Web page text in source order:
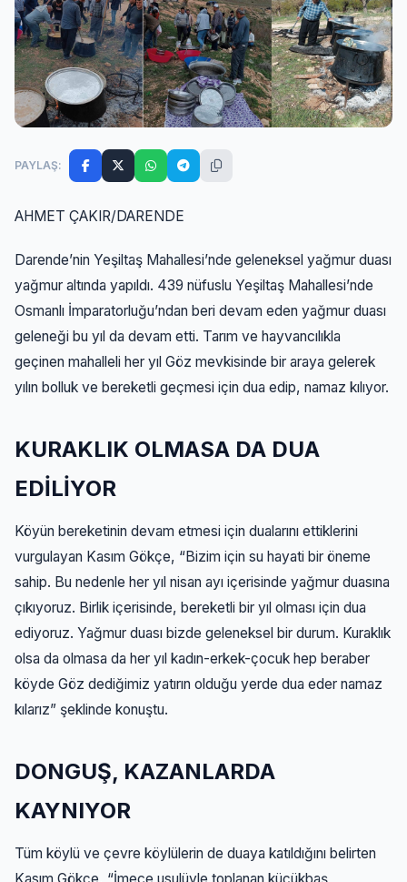
PAYLAŞ:
AHMET ÇAKIR/DARENDE
Darende’nin Yeşiltaş Mahallesi’nde geleneksel yağmur duası
yağmur altında yapıldı. 439 nüfuslu Yeşiltaş Mahallesi’nde
Osmanlı İmparatorluğu’ndan beri devam eden yağmur duası
geleneği bu yıl da devam etti. Tarım ve hayvancılıkla
geçinen mahalleli her yıl Göz mevkisinde bir araya gelerek
yılın bolluk ve bereketli geçmesi için dua edip, namaz kılıyor.
KURAKLIK OLMASA DA DUA
EDİLİYOR
Köyün bereketinin devam etmesi için dualarını ettiklerini
vurgulayan Kasım Gökçe, “Bizim için su hayati bir öneme
sahip. Bu nedenle her yıl nisan ayı içerisinde yağmur duasına
çıkıyoruz. Birlik içerisinde, bereketli bir yıl olması için dua
ediyoruz. Yağmur duası bizde geleneksel bir durum. Kuraklık
olsa da olmasa da her yıl kadın-erkek-çocuk hep beraber
köyde Göz dediğimiz yatırın olduğu yerde dua eder namaz
kılarız” şeklinde konuştu.
DONGUŞ, KAZANLARDA
KAYNIYOR
Tüm köylü ve çevre köylülerin de duaya katıldığını belirten